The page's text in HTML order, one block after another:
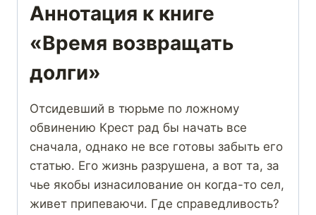
Аннотация к книге
«Время возвращать
долги»
Отсидевший в тюрьме по ложному
обвинению Крест рад бы начать все
сначала, однако не все готовы забыть его
статью. Его жизнь разрушена, а вот та, за
чье якобы изнасилование он когда-то сел,
живет припеваючи. Где справедливость?